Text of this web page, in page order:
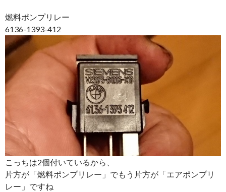
燃料ポンプリレー
6136-1393-412
こっちは2個付いているから、
片方が「燃料ポンプリレー」でもう片方が「エアポンプリ
レー」ですね